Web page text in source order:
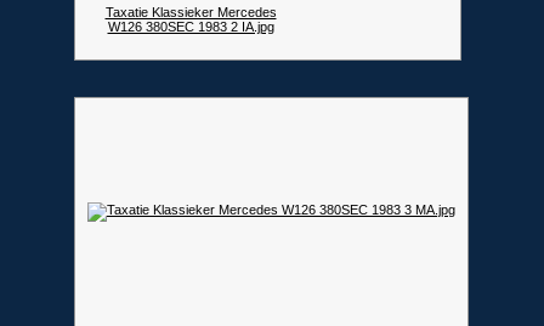
Taxatie Klassieker Mercedes
W126 380SEC 1983 2 IA.jpg